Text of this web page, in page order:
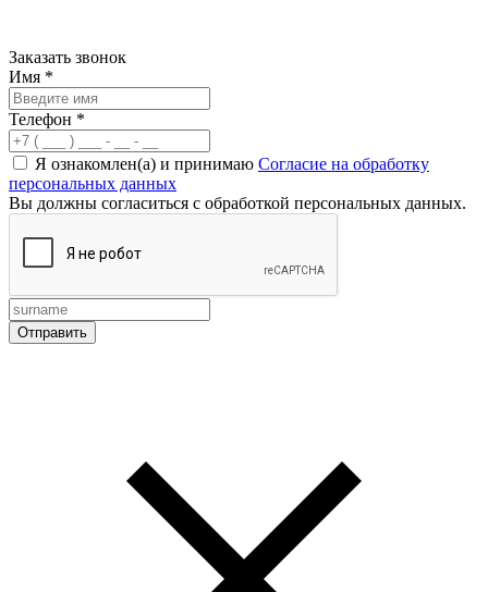
Заказать звонок
Имя *
Телефон *
Я ознакомлен(а) и принимаю Согласие на обработку
персональных данных
Вы должны согласиться с обработкой персональных данных.